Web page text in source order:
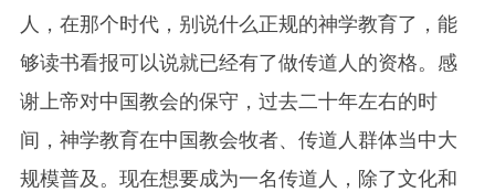
人，在那个时代，别说什么正规的神学教育了，能
够读书看报可以说就已经有了做传道人的资格。感
谢上帝对中国教会的保守，过去二十年左右的时
间，神学教育在中国教会牧者、传道人群体当中大
规模普及。现在想要成为一名传道人，除了文化和